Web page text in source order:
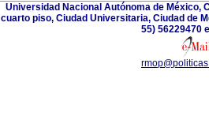
Universidad Nacional Autónoma de México,
cuarto piso, Ciudad Universitaria, Ciudad de
55) 56229470